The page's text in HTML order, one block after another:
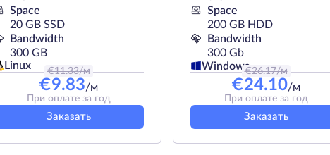
Space
20 GB SSD
Bandwidth
300 GB
Linux
€11.33/м
€9.83/м
При оплате за год
Заказать
Space
200 GB HDD
Bandwidth
300 Gb
Windows
€26.17/м
€24.10/м
При оплате за год
Заказать